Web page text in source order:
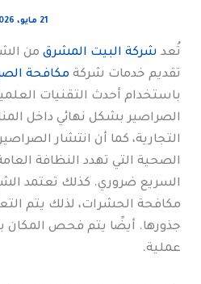
21 مايو، 2026
تُعد شركة البيت المشرق من
تقديم خدمات شركة مكافحة
باستخدام أحدث التقنيات
الصراصير بشكل نهائي داخل
التجارية، كما أن انتشار
الصحية التي تهدد النظافة
السريع ضروري. كذلك تعتمد
مكافحة الحشرات، لذلك يتم
جذورها. أيضًا يتم فحص المكان
عملية.